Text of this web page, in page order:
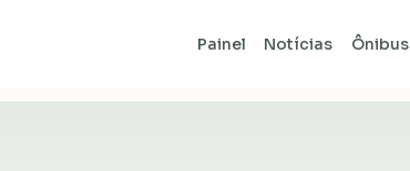
Painel Notícias Ônibus